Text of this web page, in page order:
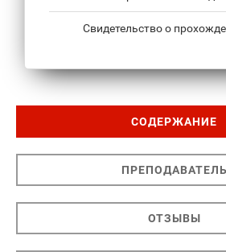
Свидетельство о
СОДЕРЖАНИЕ
ПРЕПОДАВАТЕЛЬ
ОТЗЫВЫ